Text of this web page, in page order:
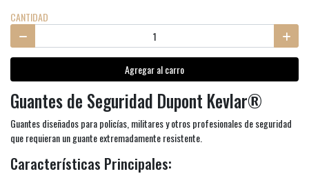
CANTIDAD
Agregar al carro
Guantes de Seguridad Dupont Kevlar®
Guantes diseñados para policías, militares y otros profesionales de seguridad
que requieran un guante extremadamente resistente.
Características Principales: